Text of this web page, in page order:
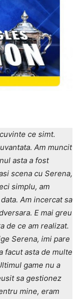
ce simt.
Am muncit
asta a fost
scena cu Serena,
simplu, am
Am incercat sa
E mai greu
de ce am realizat.
Serena, imi pare
facut asta de multe
game nu a
sa gestionez
mine, eram